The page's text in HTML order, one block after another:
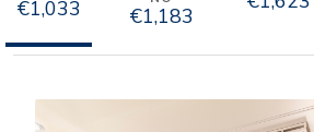
€1,033 €1,183